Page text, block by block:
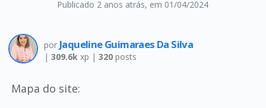
Publicado 2 anos atrás, em 01/04/2024
por Jaqueline Guimaraes Da Silva
| 309.6kxp | 320posts
Mapa do site: